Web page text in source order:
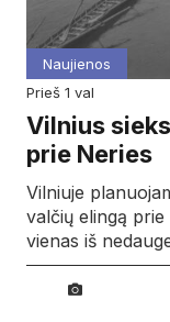
Naujienos
prieš 1 val
Vilnius
prie Neries
Vilniuje
valčių elingą
vienas iš